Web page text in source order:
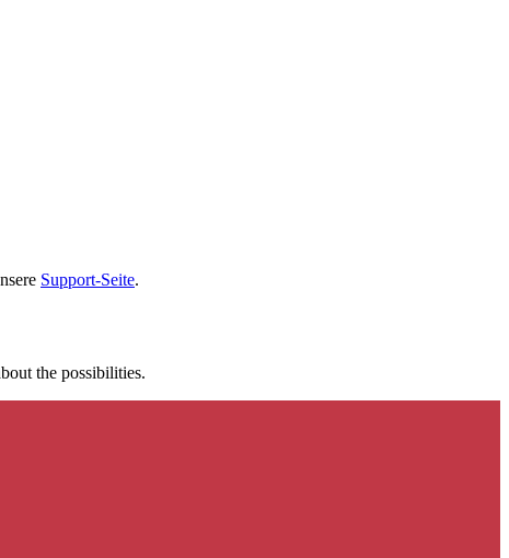
Support-Seite.
the possibilities.